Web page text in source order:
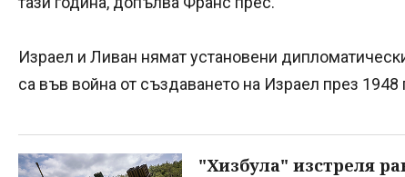
Израел и Ливан нямат установени
са във война от създаването на Израел през 1948
"Хизбула" изстреля